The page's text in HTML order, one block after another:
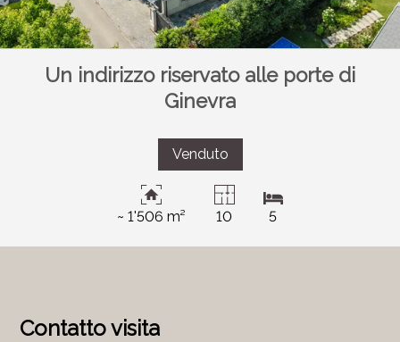
Un indirizzo riservato alle porte di
Ginevra
Venduto
~ 1'506 m² 10 5
Contatto visita